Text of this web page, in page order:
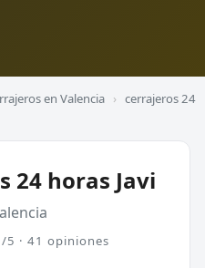
en Valencia › cerrajeros 24
24 horas Javi
5 · 41 opiniones